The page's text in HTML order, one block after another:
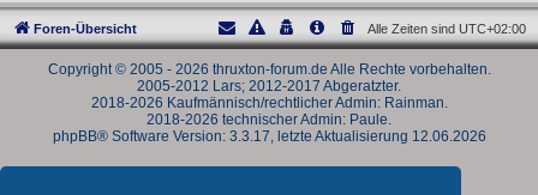
Foren-Übersicht Alle Zeiten sind UTC+02:00
Copyright © 2005 - 2026 thruxton-forum.de Alle Rechte vorbehalten.
2005-2012 Lars; 2012-2017 Abgeratzter.
2018-2026 Kaufmännisch/rechtlicher Admin: Rainman.
2018-2026 technischer Admin: Paule.
phpBB® Software Version: 3.3.17, letzte Aktualisierung 12.06.2026